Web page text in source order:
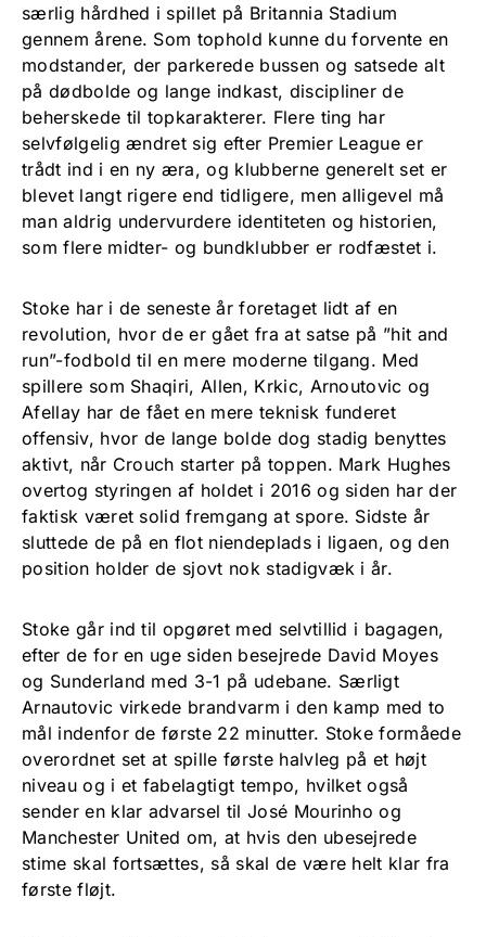
særlig hårdhed i spillet på Britannia Stadium
gennem årene. Som tophold kunne du forvente en
modstander, der parkerede bussen og satsede alt
på dødbolde og lange indkast, discipliner de
beherskede til topkarakterer. Flere ting har
selvfølgelig ændret sig efter Premier League er
trådt ind i en ny æra, og klubberne generelt set er
blevet langt rigere end tidligere, men alligevel må
man aldrig undervurdere identiteten og historien,
som flere midter- og bundklubber er rodfæstet i.
Stoke har i de seneste år foretaget lidt af en
revolution, hvor de er gået fra at satse på ”hit and
run”-fodbold til en mere moderne tilgang. Med
spillere som Shaqiri, Allen, Krkic, Arnoutovic og
Afellay har de fået en mere teknisk funderet
offensiv, hvor de lange bolde dog stadig benyttes
aktivt, når Crouch starter på toppen. Mark Hughes
overtog styringen af holdet i 2016 og siden har der
faktisk været solid fremgang at spore. Sidste år
sluttede de på en flot niendeplads i ligaen, og den
position holder de sjovt nok stadigvæk i år.
Stoke går ind til opgøret med selvtillid i bagagen,
efter de for en uge siden besejrede David Moyes
og Sunderland med 3-1 på udebane. Særligt
Arnautovic virkede brandvarm i den kamp med to
mål indenfor de første 22 minutter. Stoke formåede
overordnet set at spille første halvleg på et højt
niveau og i et fabelagtigt tempo, hvilket også
sender en klar advarsel til José Mourinho og
Manchester United om, at hvis den ubesejrede
stime skal fortsættes, så skal de være helt klar fra
første fløjt.